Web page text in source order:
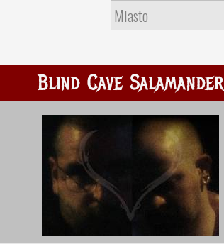
Miasto
Blind Cave Salamander